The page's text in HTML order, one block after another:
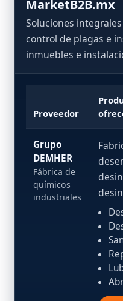
MarketB2B.mx
Soluciones
control de plagas e
inmuebles e
Proveedor
Grupo
DEMHER
Fábrica de
químicos
industriales